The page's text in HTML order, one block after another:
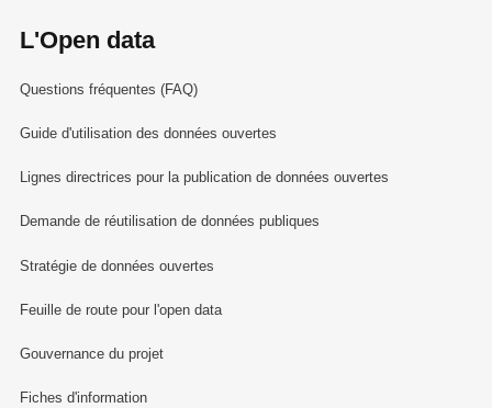
L'Open data
Questions fréquentes (FAQ)
Guide d'utilisation des données ouvertes
Lignes directrices pour la publication de données ouvertes
Demande de réutilisation de données publiques
Stratégie de données ouvertes
Feuille de route pour l'open data
Gouvernance du projet
Fiches d'information